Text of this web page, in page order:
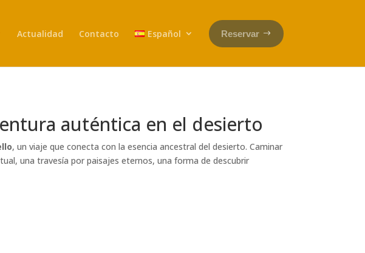
Actualidad Contacto Español Reservar
auténtica en el desierto
, un viaje que conecta con la esencia ancestral del desierto. Caminar
una travesía por paisajes eternos, una forma de descubrir